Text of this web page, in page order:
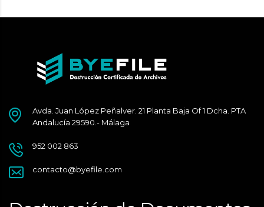
Avda. Juan López Peñalver. 21 Planta Baja Of 1 Dcha. PTA
Andalucía 29590.- Málaga
952 002 863
contacto@byefile.com